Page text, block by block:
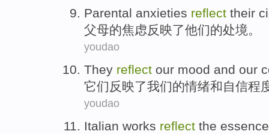
Parental anxieties reflect their
父母的焦虑反映了他们的处境。
youdao
They reflect our mood and our
它们 反映了我们的情绪和 自信程
youdao
Italian works reflect the essence